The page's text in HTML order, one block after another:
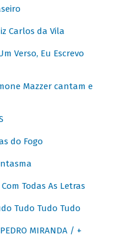
Carlos da Vila
Verso, Eu Escrevo
Mazzer cantam e
do Fogo
Todas As Letras
Tudo Tudo Tudo
MIRANDA / +